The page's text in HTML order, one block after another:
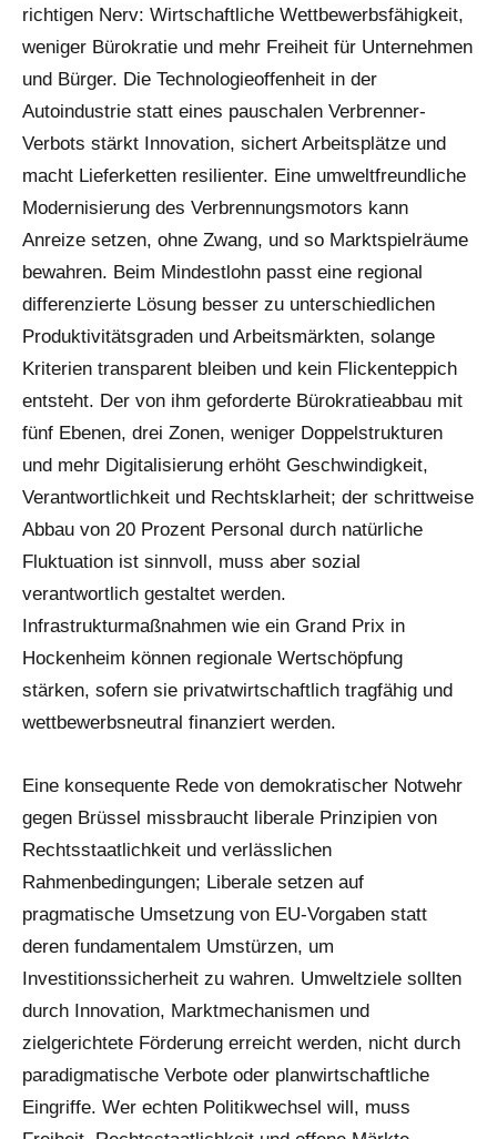
richtigen Nerv: Wirtschaftliche Wettbewerbsfähigkeit,
weniger Bürokratie und mehr Freiheit für Unternehmen
und Bürger. Die Technologieoffenheit in der
Autoindustrie statt eines pauschalen Verbrenner-
Verbots stärkt Innovation, sichert Arbeitsplätze und
macht Lieferketten resilienter. Eine umweltfreundliche
Modernisierung des Verbrennungsmotors kann
Anreize setzen, ohne Zwang, und so Marktspielräume
bewahren. Beim Mindestlohn passt eine regional
differenzierte Lösung besser zu unterschiedlichen
Produktivitätsgraden und Arbeitsmärkten, solange
Kriterien transparent bleiben und kein Flickenteppich
entsteht. Der von ihm geforderte Bürokratieabbau mit
fünf Ebenen, drei Zonen, weniger Doppelstrukturen
und mehr Digitalisierung erhöht Geschwindigkeit,
Verantwortlichkeit und Rechtsklarheit; der schrittweise
Abbau von 20 Prozent Personal durch natürliche
Fluktuation ist sinnvoll, muss aber sozial
verantwortlich gestaltet werden.
Infrastrukturmaßnahmen wie ein Grand Prix in
Hockenheim können regionale Wertschöpfung
stärken, sofern sie privatwirtschaftlich tragfähig und
wettbewerbsneutral finanziert werden.
Eine konsequente Rede von demokratischer Notwehr
gegen Brüssel missbraucht liberale Prinzipien von
Rechtsstaatlichkeit und verlässlichen
Rahmenbedingungen; Liberale setzen auf
pragmatische Umsetzung von EU-Vorgaben statt
deren fundamentalem Umstürzen, um
Investitionssicherheit zu wahren. Umweltziele sollten
durch Innovation, Marktmechanismen und
zielgerichtete Förderung erreicht werden, nicht durch
para­digmatische Verbote oder planwirtschaftliche
Eingriffe. Wer echten Politikwechsel will, muss